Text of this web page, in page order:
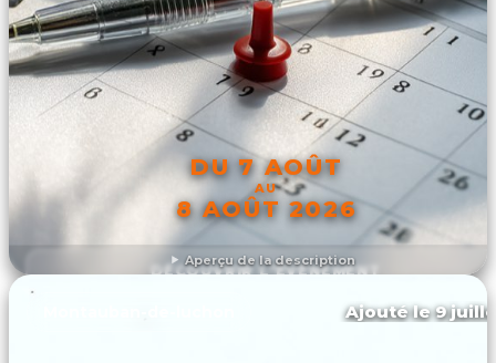
Aperçu de la description
DU 7 AOÛT
AU
8 AOÛT 2026
DÉCOUVRIR L'ÉVÉNEMENT
Ajouté le 9